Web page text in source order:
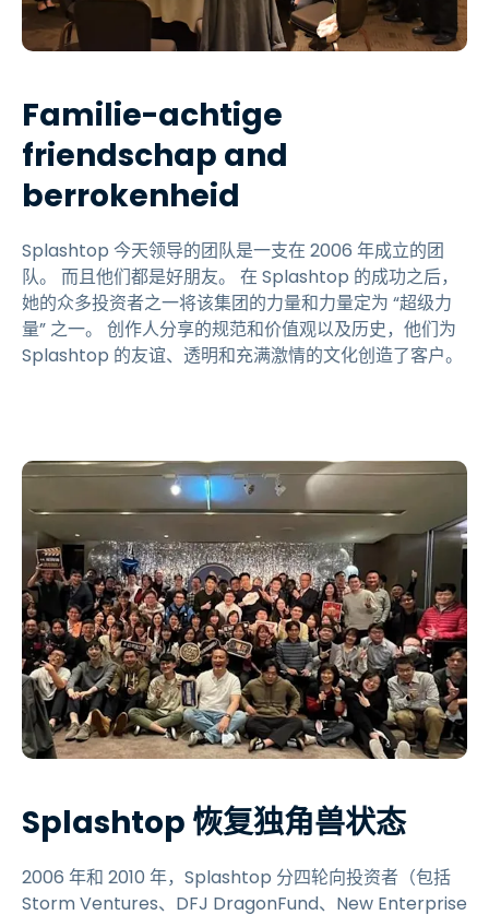
Familie-achtige
friendschap and
berrokenheid
Splashtop 今天领导的团队是一支在 2006 年成立的团
队。 而且他们都是好朋友。 在 Splashtop 的成功之后，
她的众多投资者之一将该集团的力量和力量定为 “超级力
量” 之一。 创作人分享的规范和价值观以及历史，他们为
Splashtop 的友谊、透明和充满激情的文化创造了客户。
Splashtop 恢复独角兽状态
2006 年和 2010 年，Splashtop 分四轮向投资者（包括
Storm Ventures、DFJ DragonFund、New Enterprise